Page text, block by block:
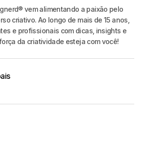
vem alimentando a paixão pelo
criativo. Ao longo de mais de 15 anos,
e profissionais com dicas, insights e
da criatividade esteja com você!